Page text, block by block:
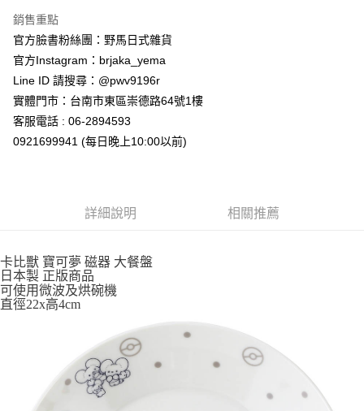
聯邦商業銀行
元大商業銀行
台新國際商業銀行
台灣樂天信用卡公司
悠遊付
Google Pay
ATM付款
運送方式
付款後全家取貨
7-11取貨付款
每筆NT$65，滿NT$999(含以上)免運費
每筆NT$65，滿NT$999(含以上)免運費
每筆NT$100，滿NT$999(含以上)免運費
銷售重點
官方臉書粉絲團：野馬日式雜貨
官方Instagram：brjaka_yema
Line ID 請搜尋：@pwv9196r
實體門市：台南市東區崇德路64號1樓
客服電話 : 06-2894593
0921699941 (每日晚上10:00以前)
詳細說明 相關推薦
卡比獸 寶可夢 磁器 大餐盤
日本製 正版商品
可使用微波及烘碗機
直徑22x高4cm